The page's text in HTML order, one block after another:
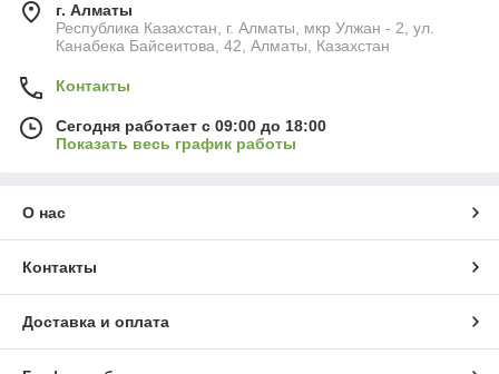
г. Алматы
Республика Казахстан, г. Алматы, мкр Улжан - 2, ул.
Канабека Байсеитова, 42, Алматы, Казахстан
Контакты
Сегодня работает с 09:00 до 18:00
Показать весь график работы
О нас
Контакты
Доставка и оплата